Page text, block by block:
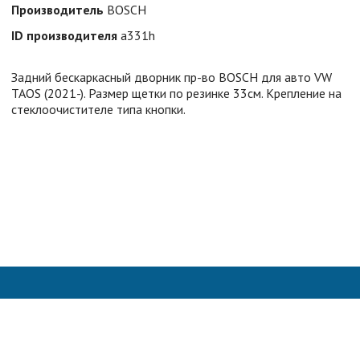
Производитель BOSCH
ID производителя a331h
Задний бескаркасный дворник пр-во BOSCH для авто VW
TAOS (2021-). Размер щетки по резинке 33см. Крепление на
стеклоочистителе типа кнопки.